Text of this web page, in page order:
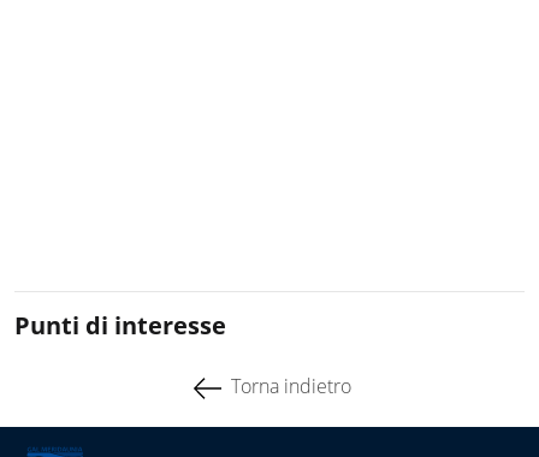
Punti di interesse
Torna indietro